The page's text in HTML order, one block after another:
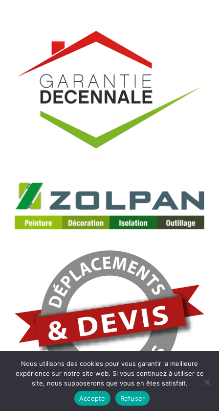
Nous utilisons des cookies pour vous garantir la meilleure
expérience sur notre site web. Si vous continuez à utiliser ce
site, nous supposerons que vous en êtes satisfait.
Accepte
Refuser